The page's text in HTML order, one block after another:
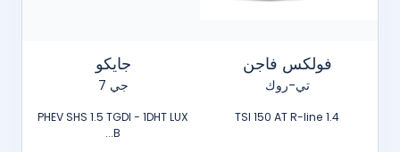
فولكس فاجن
تي-روك
1.4 TSI 150 AT R-line
جايكو
جي 7
PHEV SHS 1.5 TGDI - 1DHT LUX
B...